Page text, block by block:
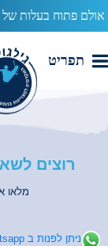
תפריט
רוצים
מלאו
ניתן לפנות ב watsapp בלחיצה כאן